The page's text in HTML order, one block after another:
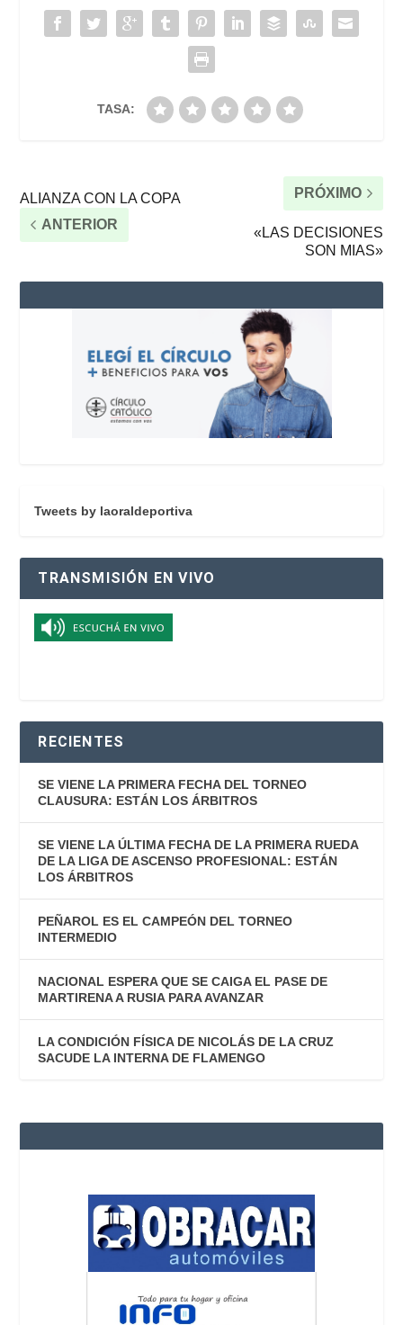
TASA:
ALIANZA CON LA COPA
ANTERIOR
PRÓXIMO
«LAS DECISIONES
SON MIAS»
Tweets by laoraldeportiva
TRANSMISIÓN EN VIVO
RECIENTES
SE VIENE LA PRIMERA FECHA DEL TORNEO
CLAUSURA: ESTÁN LOS ÁRBITROS
SE VIENE LA ÚLTIMA FECHA DE LA PRIMERA RUEDA
DE LA LIGA DE ASCENSO PROFESIONAL: ESTÁN
LOS ÁRBITROS
PEÑAROL ES EL CAMPEÓN DEL TORNEO
INTERMEDIO
NACIONAL ESPERA QUE SE CAIGA EL PASE DE
MARTIRENA A RUSIA PARA AVANZAR
LA CONDICIÓN FÍSICA DE NICOLÁS DE LA CRUZ
SACUDE LA INTERNA DE FLAMENGO